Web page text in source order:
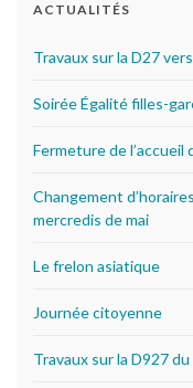
ACTUALITÉS
Travaux sur la D27
Soirée Égalité filles-
Fermeture de l’accueil
Changement
mercredis de mai
Le frelon asiatique
Journée citoyenne
Travaux sur la D927